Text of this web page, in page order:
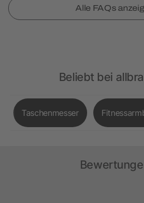
Alle FAQs
Beliebt bei
Taschenmesser